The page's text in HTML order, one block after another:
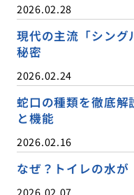
2026.02.28
現代の主流「シング
秘密
2026.02.24
蛇口の種類を徹底解
と機能
2026.02.16
なぜ？トイレの水
2026.02.07